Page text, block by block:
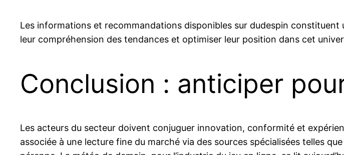
Les informations et recommandations disponibles sur dudespin
leur compréhension des tendances et optimiser leur position dans cet
Conclusion : anticiper
Les acteurs du secteur doivent conjuguer innovation, conformité et
associée à une lecture fine du marché via des sources spécialisées telles